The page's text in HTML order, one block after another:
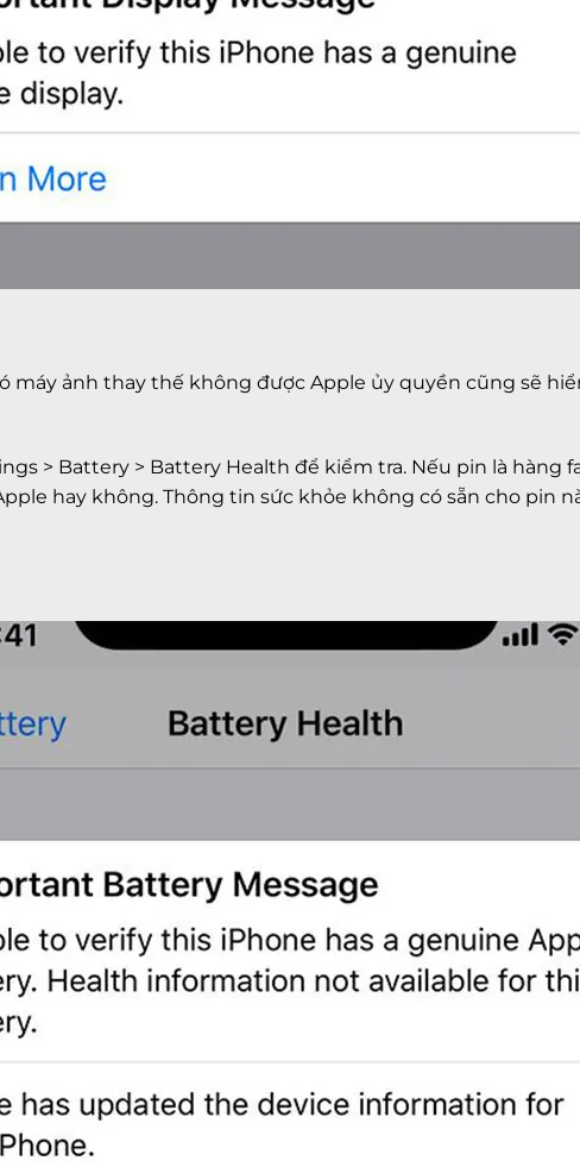
máy ảnh thay thế không được Apple ủy quyền cũng sẽ
> Battery > Battery Health để kiểm tra. Nếu pin là hàng
hay không. Thông tin sức khỏe không có sẵn cho pin